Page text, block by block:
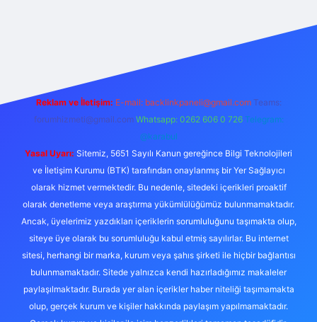
Reklam ve İletişim: E-mail: backlinkpaneli@gmail.com Teams:
forumhizmeti@gmail.com Whatsapp: 0262 606 0 726 Telegram:
@karabul
Yasal Uyarı: Sitemiz, 5651 Sayılı Kanun gereğince Bilgi Teknolojileri
ve İletişim Kurumu (BTK) tarafından onaylanmış bir Yer Sağlayıcı
olarak hizmet vermektedir. Bu nedenle, sitedeki içerikleri proaktif
olarak denetleme veya araştırma yükümlülüğümüz bulunmamaktadır.
Ancak, üyelerimiz yazdıkları içeriklerin sorumluluğunu taşımakta olup,
siteye üye olarak bu sorumluluğu kabul etmiş sayılırlar. Bu internet
sitesi, herhangi bir marka, kurum veya şahıs şirketi ile hiçbir bağlantısı
bulunmamaktadır. Sitede yalnızca kendi hazırladığımız makaleler
paylaşılmaktadır. Burada yer alan içerikler haber niteliği taşımamakta
olup, gerçek kurum ve kişiler hakkında paylaşım yapılmamaktadır.